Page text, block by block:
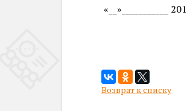
«__»___________
Возврат к списку